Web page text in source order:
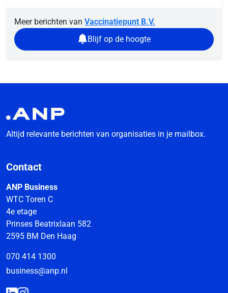
Meer berichten van Vaccinatiepunt B.V.
Blijf op de hoogte
Altijd relevante berichten van organisaties in je mailbox.
Contact
ANP Business
WTC Toren C
4e etage
Prinses Beatrixlaan 582
2595 BM Den Haag
070 414 1300
business@anp.nl